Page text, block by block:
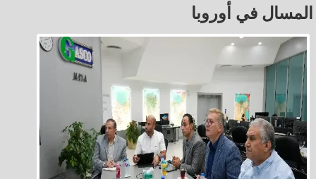
المسال في أوروبا